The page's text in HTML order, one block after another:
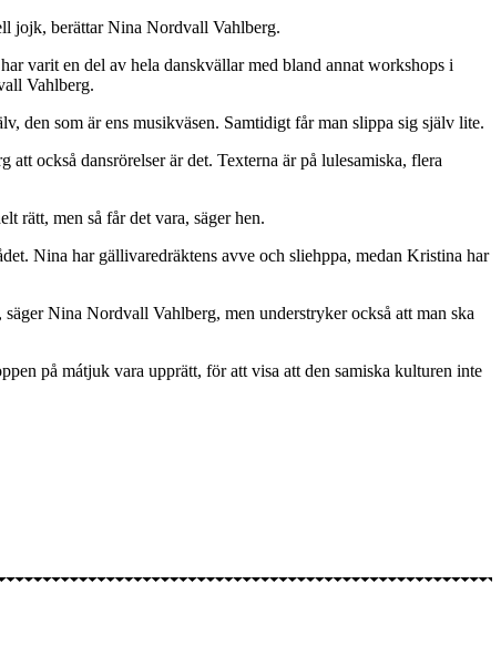
jojk, berättar Nina Nordvall Vahlberg.
varit en del av hela danskvällar med bland annat workshops i
Vahlberg.
den som är ens musikväsen. Samtidigt får man slippa sig själv lite.
också dansrörelser är det. Texterna är på lulesamiska, flera
rätt, men så får det vara, säger hen.
Nina har gällivaredräktens avve och sliehppa, medan Kristina har
Nina Nordvall Vahlberg, men understryker också att man ska
på mátjuk vara upprätt, för att visa att den samiska kulturen inte